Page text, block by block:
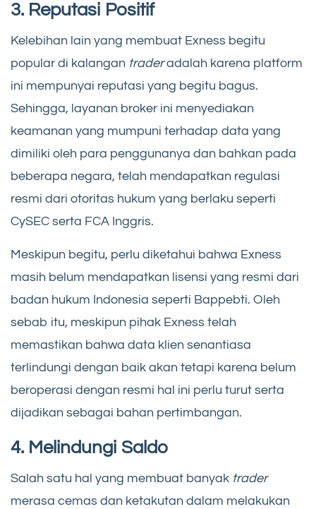
3. Reputasi Positif
Kelebihan lain yang membuat Exness begitu
popular di kalangan traderadalah karena platform
ini mempunyai reputasi yang begitu bagus.
Sehingga, layanan broker ini menyediakan
keamanan yang mumpuni terhadap data yang
dimiliki oleh para penggunanya dan bahkan pada
beberapa negara, telah mendapatkan regulasi
resmi dari otoritas hukum yang berlaku seperti
CySEC serta FCA Inggris.
Meskipun begitu, perlu diketahui bahwa Exness
masih belum mendapatkan lisensi yang resmi dari
badan hukum Indonesia seperti Bappebti. Oleh
sebab itu, meskipun pihak Exness telah
memastikan bahwa data klien senantiasa
terlindungi dengan baik akan tetapi karena belum
beroperasi dengan resmi hal ini perlu turut serta
dijadikan sebagai bahan pertimbangan.
4. Melindungi Saldo
Salah satu hal yang membuat banyak trader
merasa cemas dan ketakutan dalam melakukan